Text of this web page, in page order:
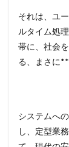
それは、ユ
ルタイム処
帯に、社会
る、まさに
システムへ
し、定型業